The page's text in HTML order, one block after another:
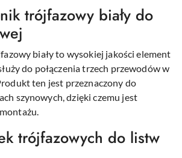
trójfazowy biały do
biały to wysokiej jakości element
do połączenia trzech przewodów w
ten jest przeznaczony do
szynowych, dzięki czemu jest
trójfazowych do listw